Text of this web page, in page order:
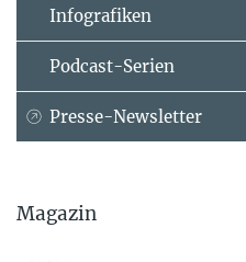
Infografiken
Podcast-Serien
Presse-Newsletter
Magazin